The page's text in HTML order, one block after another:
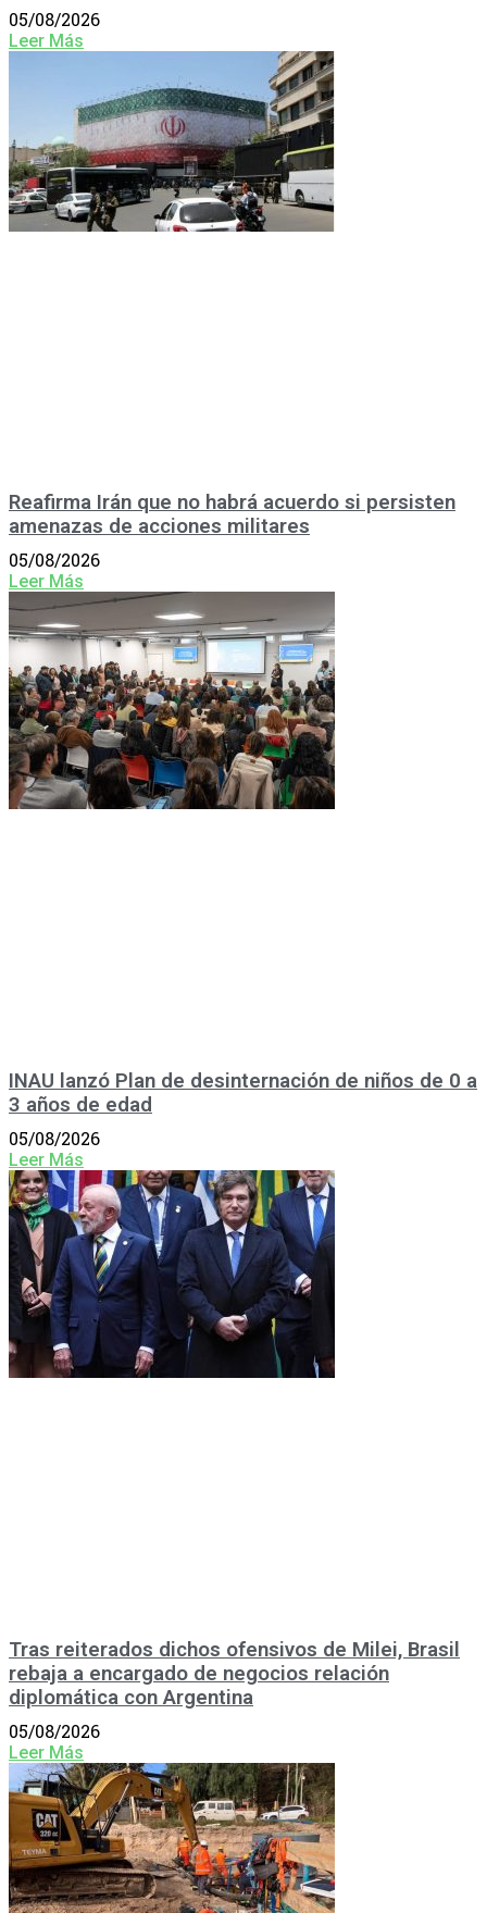
05/08/2026
Leer Más
Reafirma Irán que no habrá acuerdo si persisten
amenazas de acciones militares
05/08/2026
Leer Más
INAU lanzó Plan de desinternación de niños de 0 a
3 años de edad
05/08/2026
Leer Más
Tras reiterados dichos ofensivos de Milei, Brasil
rebaja a encargado de negocios relación
diplomática con Argentina
05/08/2026
Leer Más